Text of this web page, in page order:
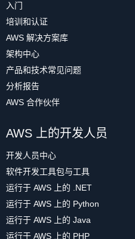
入门
培训和认证
AWS 解决方案库
架构中心
产品和技术常见问题
分析报告
AWS 合作伙伴
AWS 上的开发人员
开发人员中心
软件开发工具包与工具
运行于 AWS 上的 .NET
运行于 AWS 上的 Python
运行于 AWS 上的 Java
运行于 AWS 上的 PHP